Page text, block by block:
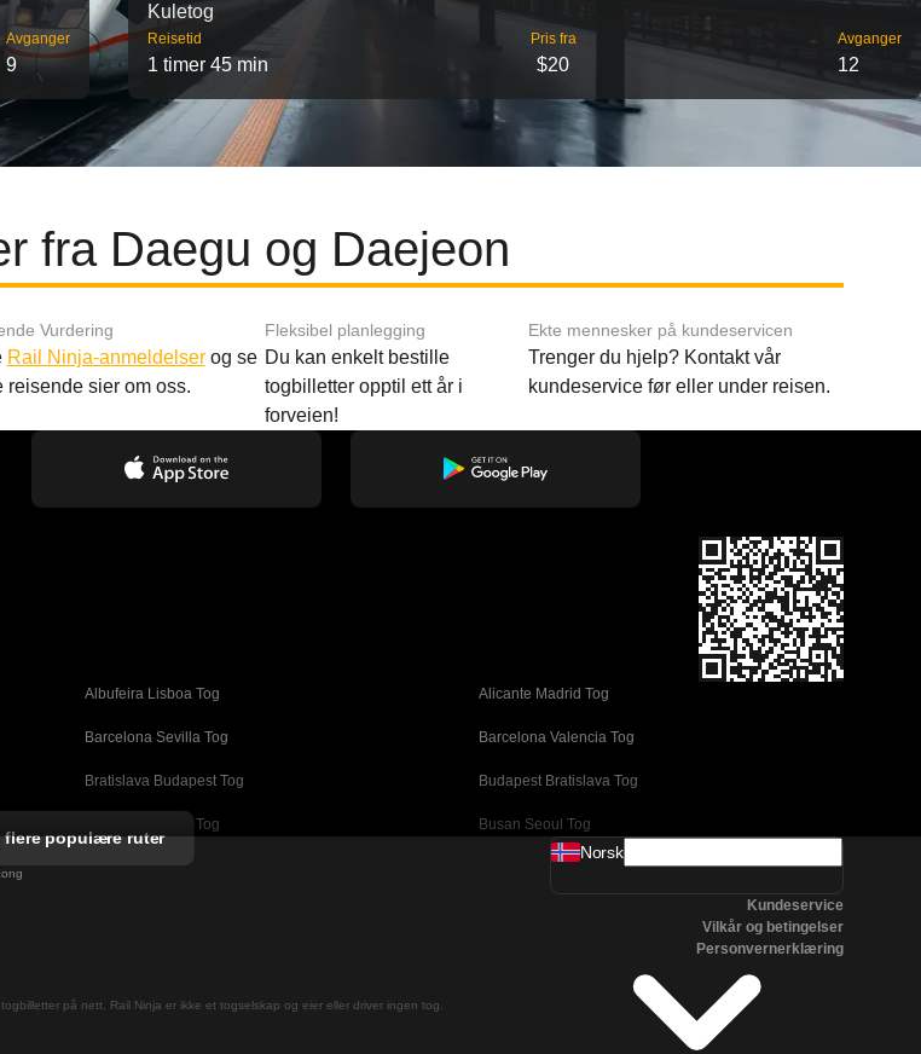
Avganger
9
Kuletog
Reisetid
1 timer 45 min
Pris fra
$20
Avganger
12
fra Daegu og Daejeon
Vurdering
Rail Ninja-anmeldelserog se
reisende sier om oss.
Fleksibel planlegging
Du kan enkelt bestille
togbilletter opptil ett år i
forveien!
Ekte mennesker på kundeservicen
Trenger du hjelp? Kontakt vår
kundeservice før eller under reisen.
Albufeira Lisboa Tog Alicante Madrid Tog
Barcelona Sevilla Tog Barcelona Valencia Tog
Bratislava Budapest Tog Budapest Bratislava Tog
Busan Cheonan Tog Busan Seoul Tog
Firenze Roma Tog
flere populære ruter
på nett. Rail Ninja er ikke et togselskap og eier eller driver ingen tog.
Norsk
Kundeservice
Vilkår og betingelser
Personvernerklæring